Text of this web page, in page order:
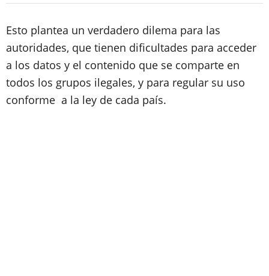
Esto plantea un verdadero dilema para las
autoridades, que tienen dificultades para acceder
a los datos y el contenido que se comparte en
todos los grupos ilegales, y para regular su uso
conforme a la ley de cada país.